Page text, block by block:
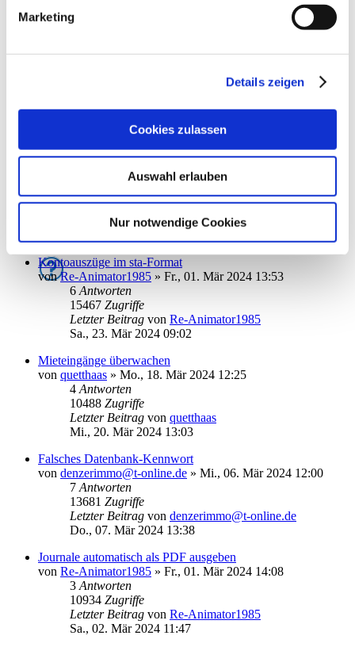
Marketing
Details zeigen
Cookies zulassen
Auswahl erlauben
Nur notwendige Cookies
Letzter Beitrag
Fr., 12. Apr 2024 08:57
10196Zugriffe
Letzter Beitrag
von
ebi_f
Fr., 12. Apr 2024 15:23
Do., 28. Mär 2024 14:13
3Antworten
12684Zugriffe
Letzter BeitragvonRollator
Kontoauszüge im sta-Format
vonRe-Animator1985 » Fr., 01. Mär 2024 13:53
6 Antworten
15467 Zugriffe
Letzter Beitrag von Re-Animator1985
Sa., 23. Mär 2024 09:02
Mieteingänge überwachen
von quetthaas » Mo., 18. Mär 2024 12:25
4 Antworten
10488 Zugriffe
Letzter Beitrag von quetthaas
Mi., 20. Mär 2024 13:03
Falsches Datenbank-Kennwort
von denzerimmo@t-online.de » Mi., 06. Mär 2024 12:00
7 Antworten
13681 Zugriffe
Letzter Beitrag von denzerimmo@t-online.de
Do., 07. Mär 2024 13:38
Journale automatisch als PDF ausgeben
von Re-Animator1985 » Fr., 01. Mär 2024 14:08
3 Antworten
10934 Zugriffe
Letzter Beitrag von Re-Animator1985
Sa., 02. Mär 2024 11:47